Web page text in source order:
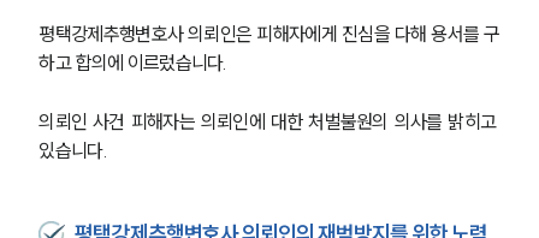
평택강제추행변호사 의뢰인은 피해자에게 진심을 다해 용서를 구
하고 합의에 이르렀습니다.
의뢰인 사건 피해자는 의뢰인에 대한 처벌불원의 의사를 밝히고
있습니다.